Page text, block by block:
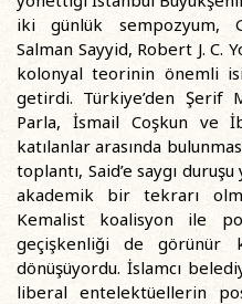
iki günlük sempozyum,
Salman Sayyid, Robert J. C.
kolonyal teorinin önemli
getirdi. Türkiye’den Şerif
Parla, İsmail Coşkun ve
katılanlar arasında
toplantı, Said’e saygı
akademik bir tekrarı
Kemalist koalisyon ile
geçişkenliği de görünür
dönüşüyordu. İslamcı
liberal entelektüellerin